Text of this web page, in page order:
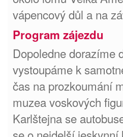
vápencový důl a na
Program zájezdu
Dopoledne dorazíme
vystoupáme k
čas na prozkoumání
muzea voskových
Karlštejna se